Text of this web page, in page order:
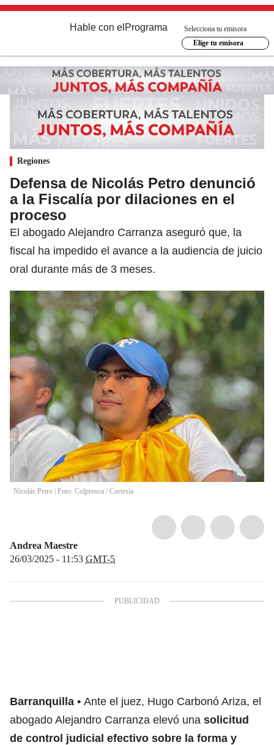
Hable con el Programa
Selecciona tu emisora
Elige tu emisora
Regiones
Defensa de Nicolás Petro denunció
a la Fiscalía por dilaciones en el
proceso
El abogado Alejandro Carranza aseguró que, la
fiscal ha impedido el avance a la audiencia de juicio
oral durante más de 3 meses.
Nicolás Petro | Foto: Colprensa / Cortesía
Andrea Maestre
26/03/2025 - 11:53 GMT-5
Barranquilla
Ante el juez, Hugo Carbonó Ariza, el
abogado Alejandro Carranza elevó una solicitud
de control judicial efectivo sobre la forma y